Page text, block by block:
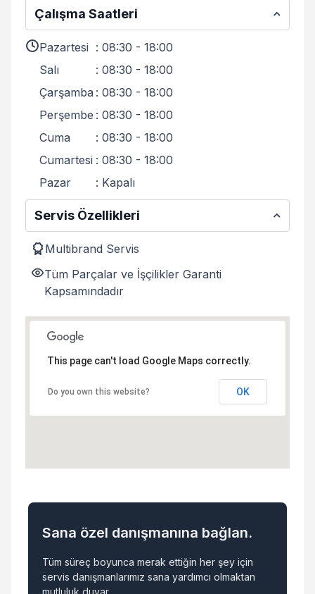
Çalışma Saatleri
Pazartesi : 08:30 - 18:00
Salı
: 08:30 - 18:00
Çarşamba : 08:30 - 18:00
Perşembe : 08:30 - 18:00
Cuma
: 08:30 - 18:00
Cumartesi : 08:30 - 18:00
Pazar
: Kapalı
Servis Özellikleri
Multibrand Servis
Tüm Parçalar ve İşçilikler Garanti
Kapsamındadır
This page can't load Google Maps correctly.
Do you own this website? OK
Sana özel danışmanına bağlan.
Tüm süreç boyunca merak ettiğin her şey için
servis danışmanlarımız sana yardımcı olmaktan
mutluluk duyar.